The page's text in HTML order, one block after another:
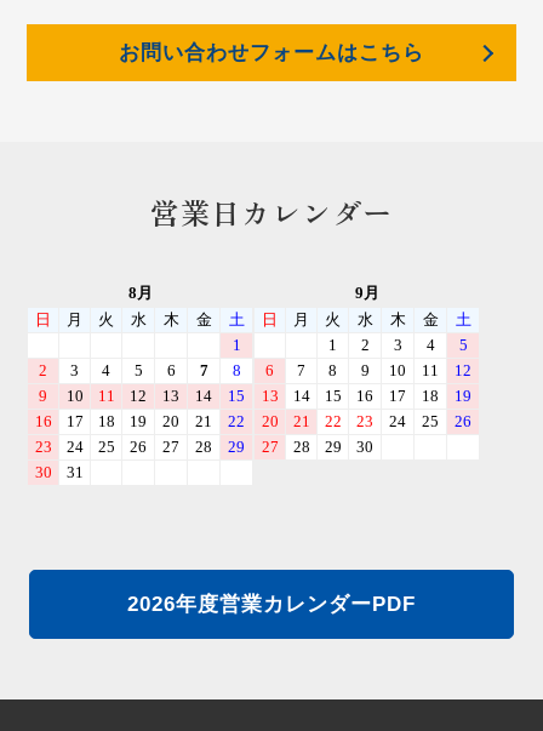
お問い合わせフォームはこちら
営業日カレンダー
2026年度営業カレンダーPDF